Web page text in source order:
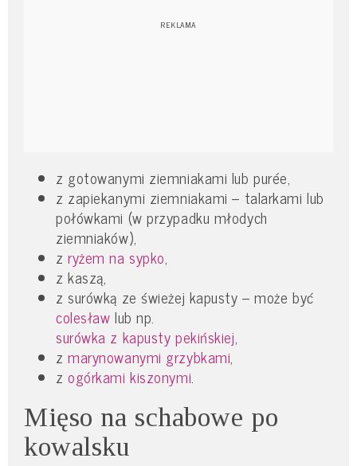
z gotowanymi ziemniakami lub purée,
z zapiekanymi ziemniakami – talarkami lub
połówkami (w przypadku młodych
ziemniaków),
zryżem na sypko,
z kaszą,
z surówką ze świeżej kapusty – może być
colesław lub np.
surówka z kapusty pekińskiej,
zmarynowanymi grzybkami,
zogórkami kiszonymi.
Mięso na schabowe po
kowalsku